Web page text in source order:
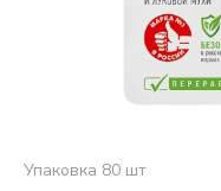
Упаковка 80 шт